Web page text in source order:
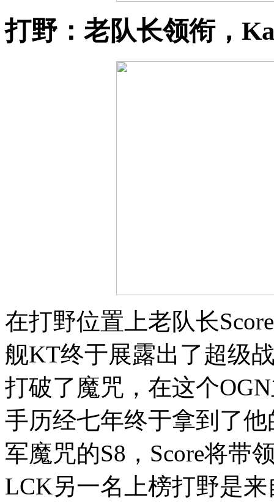
打野：老队长领衔，
在打野位置上老队长
舰KT终于展露出了超级
打破了魔咒，在这个
手历经七年终于拿到了
军魔咒的S8，Score将带
LCK另一名上榜打野是